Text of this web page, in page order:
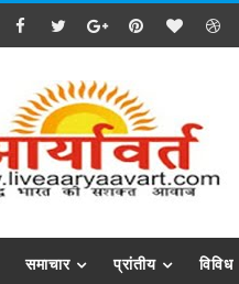
समाचार प्रांतीय विविध